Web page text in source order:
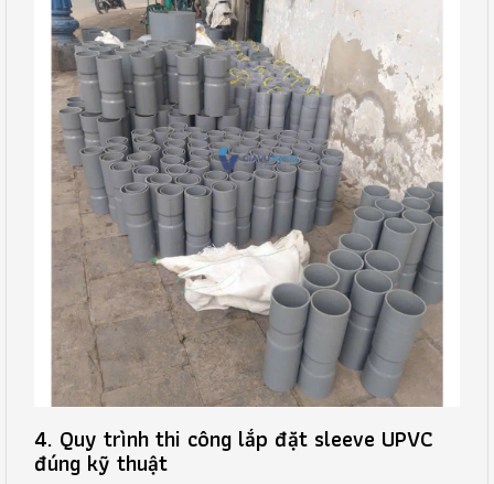
4. Quy trình thi công lắp đặt sleeve UPVC
đúng kỹ thuật